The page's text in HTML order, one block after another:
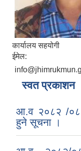
कार्यालय सहयोगी
ईमेल:
स्वत प्रकाशन
आ.व २०८२ /
हुने सूचना ।